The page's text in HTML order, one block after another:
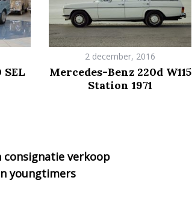
2 december, 2016
Mercedes-Benz 220d W115
Station 1971
consignatie verkoop
youngtimers